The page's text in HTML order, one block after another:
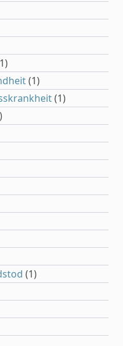
(1)
(1)
(1)